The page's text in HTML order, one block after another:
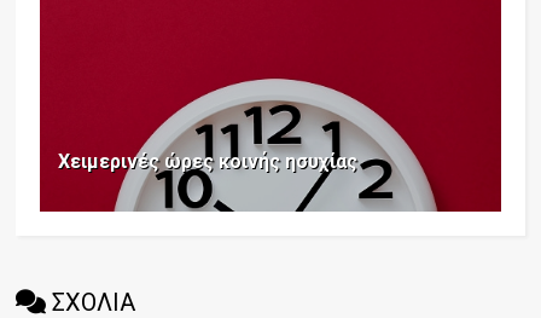
Χειμερινές ώρες κοινής ησυχίας
ΣΧΟΛΙΑ